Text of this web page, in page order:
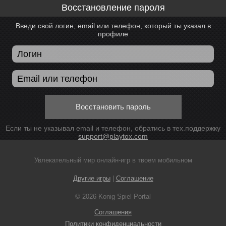
Восстановление пароля
Введи свой логин, email или телефон, который ты указал в
профиле
Восстановить пароль
Если ты не указывал email и телефон, обратись в тех.поддержку
support@playtox.com
Увлекательный мир онлайн-игр в твоем мобильном
Другие игры| Соглашение
© 2026 Konig Spiel Portal
Соглашения
Политики конфиденциальности